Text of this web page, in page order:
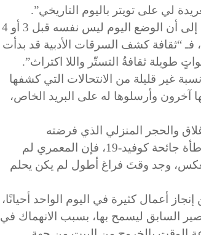
لي على تويتر باليوم التاريخي”.
وبزهو، يلفت المعمري الانتباه إلى أن الوضع اليوم ليس نفسه قبل 3 أو 4
“ثقافة كشف السرقات الأدبية قد بدأت
طويلة ثقافةُ التستّر واللا اكتراث”.
غير قليلة من الانتحالات التي كشفها
آخرون وأرسلوها له على البريد الخاص،
والحجر المنزلي الذي فرضته
السلطات في مسقط تحت وطأة جائحة كوفيد-19، فإن المعمري لم
وجد وقتَ فراغ أطول لم يكن يحلم
أعمال كثيرة في اليوم الواحد أحيانًا،
السابق ليسمح بها، بسبب الانهماك في